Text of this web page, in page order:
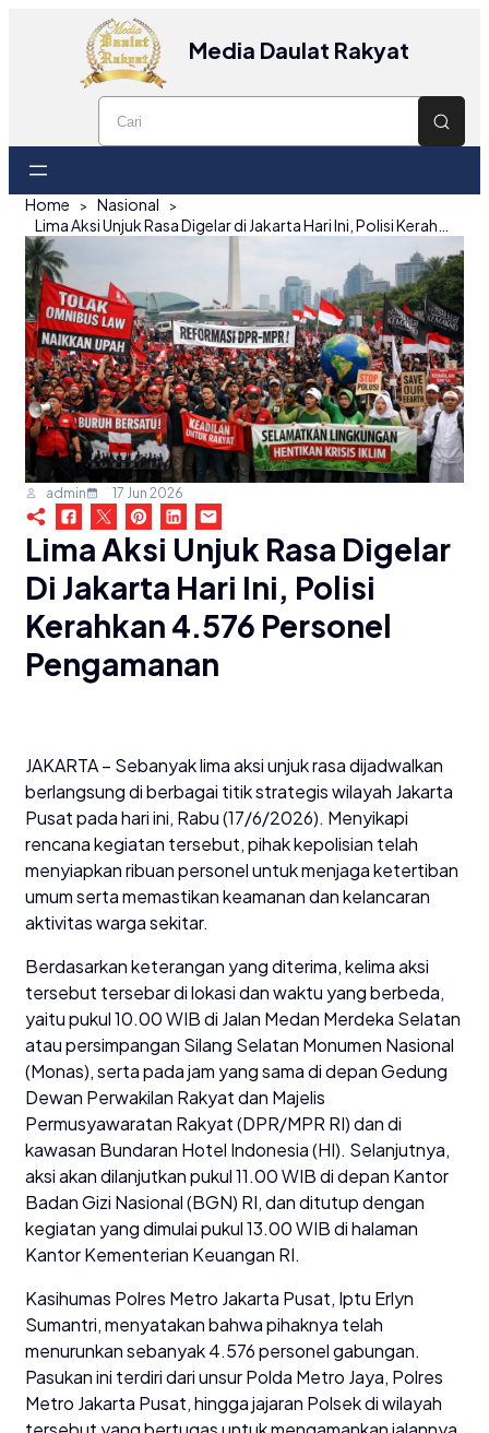
Media Daulat Rakyat
Home
Nasional
admin 17 Jun 2026
Lima Aksi Unjuk Rasa Digelar
Di Jakarta Hari Ini, Polisi
Kerahkan 4.576 Personel
Pengamanan
JAKARTA – Sebanyak lima aksi unjuk rasa dijadwalkan
berlangsung di berbagai titik strategis wilayah Jakarta
Pusat pada hari ini, Rabu (17/6/2026). Menyikapi
rencana kegiatan tersebut, pihak kepolisian telah
menyiapkan ribuan personel untuk menjaga ketertiban
umum serta memastikan keamanan dan kelancaran
aktivitas warga sekitar.
Berdasarkan keterangan yang diterima, kelima aksi
tersebut tersebar di lokasi dan waktu yang berbeda,
yaitu pukul 10.00 WIB di Jalan Medan Merdeka Selatan
atau persimpangan Silang Selatan Monumen Nasional
(Monas), serta pada jam yang sama di depan Gedung
Dewan Perwakilan Rakyat dan Majelis
Permusyawaratan Rakyat (DPR/MPR RI) dan di
kawasan Bundaran Hotel Indonesia (HI). Selanjutnya,
aksi akan dilanjutkan pukul 11.00 WIB di depan Kantor
Badan Gizi Nasional (BGN) RI, dan ditutup dengan
kegiatan yang dimulai pukul 13.00 WIB di halaman
Kantor Kementerian Keuangan RI.
Kasihumas Polres Metro Jakarta Pusat, Iptu Erlyn
Sumantri, menyatakan bahwa pihaknya telah
menurunkan sebanyak 4.576 personel gabungan.
Pasukan ini terdiri dari unsur Polda Metro Jaya, Polres
Metro Jakarta Pusat, hingga jajaran Polsek di wilayah